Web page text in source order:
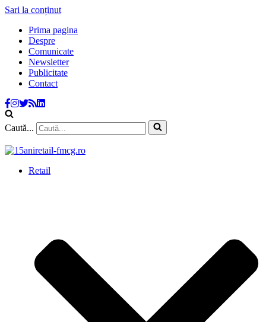
Sari la conținut
Prima pagina
Despre
Comunicate
Newsletter
Publicitate
Contact
Caută...
Retail